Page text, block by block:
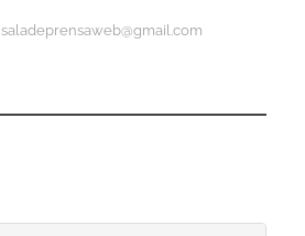
saladeprensaweb@gmail.com